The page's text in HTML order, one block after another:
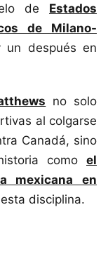
de Estados
de Milano-
después en
no solo
al colgarse
Canadá, sino
como el
mexicana en
disciplina.